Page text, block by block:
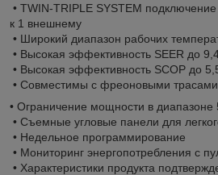
• TWIN-TRIPLE SYSTEM
к 1 внешнему
• Широкий диапазон рабочих
• Высокая эффективность SEER до
• Высокая эффективность SCOP до
• Совместимы с фреоновыми
• Ограничение мощности в
• Съемные угловые панели для
• Недельное программирование
• Мониторинг энергопотребления c
• Характеристики продукта